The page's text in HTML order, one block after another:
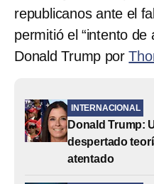
republicanos ante el
permitió el “intento de
Donald Trump por
INTERNACIONAL
Donald Trump:
despertado
atentado